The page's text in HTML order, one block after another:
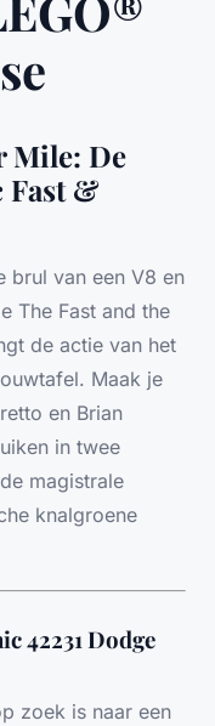
Mile: De
Fast &
brul van een V8 en
The Fast and the
de actie van het
Maak je
en Brian
in twee
magistrale
knalgroene
42231 Dodge
zoek is naar een